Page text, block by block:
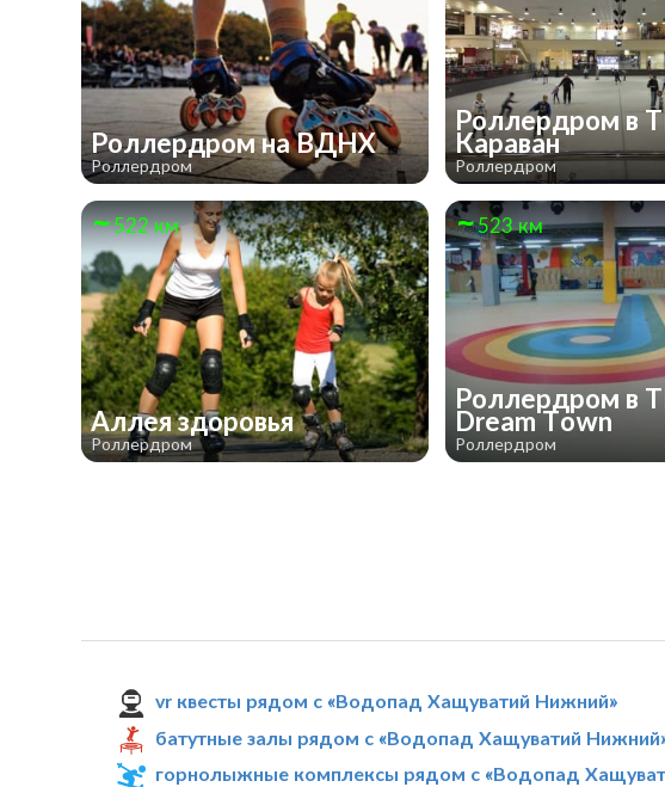
Роллердром на ВДНХ
Роллердром
Роллердром в
Караван
Роллердром
522 км
Аллея здоровья
Роллердром
523 км
Роллердром в
Dream Town
Роллердром
vr квесты рядом с «Водопад Хащуватий Нижний»
батутные залы рядом с «Водопад Хащуватий
горнолыжные комплексы рядом с «Водопад